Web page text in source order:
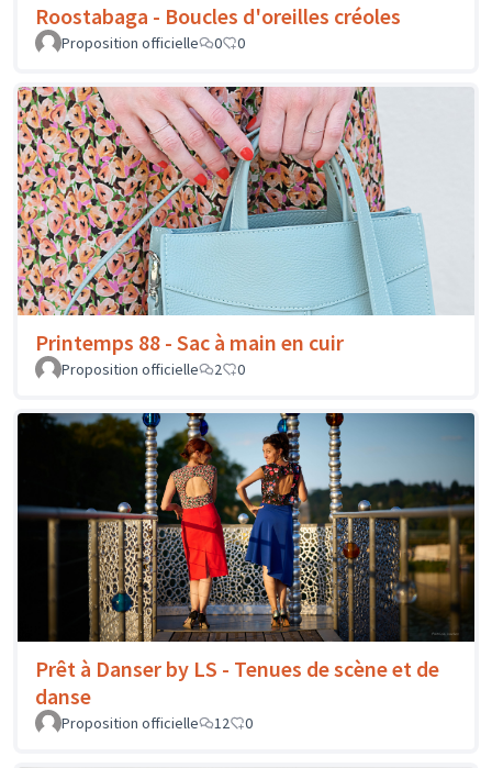
Roostabaga - Boucles d'oreilles créoles
Proposition officielle 0 0
Printemps 88 - Sac à main en cuir
Proposition officielle 2 0
Prêt à Danser by LS - Tenues de scène et de
danse
Proposition officielle 12 0